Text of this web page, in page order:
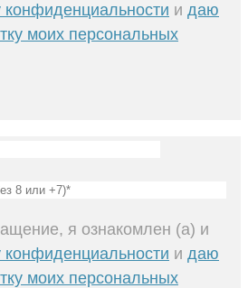
конфиденциальности и даю
моих персональных
я ознакомлен (а) и
конфиденциальности и даю
моих персональных